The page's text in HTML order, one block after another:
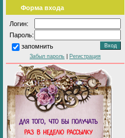
Форма входа
Логин:
Пароль:
запомнить
Забыл пароль Регистрация